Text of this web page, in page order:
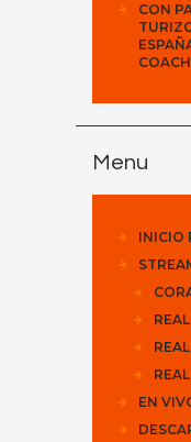
CON
COACH
Menu
INICIO
EN